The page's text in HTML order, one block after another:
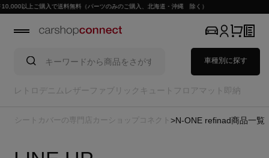
のご購入、北海道・沖縄 除く）
車種別に探す
レトロ デニム レザー ファブリック キュート フロアマット 即納
シートカバーの専門店カーショップコネクト N-ONE refinad商品一覧